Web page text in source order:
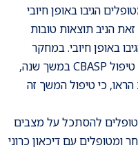
כאשר 48% מהמטופלים הגיבו באופן חיובי
הניב תוצאות טובות
הגיבו באופן חיובי. במחקר
מעקב קיבלו חלק מהמשתתפים טיפול CBASP במשך שנה,
כי טיפול המשך זה
להסתכל על מצבים
ומטופלים עם דיכאון כרוני